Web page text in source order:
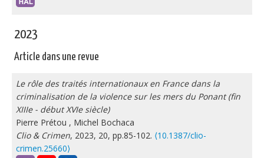
2023
Article dans une revue
Le rôle des traités internationaux en France dans la
criminalisation de la violence sur les mers du Ponant (fin
XIIIe - début XVIe siècle)
Pierre Prétou , Michel Bochaca
Clio & Crimen, 2023, 20, pp.85-102. ⟨10.1387/clio-
crimen.25660⟩